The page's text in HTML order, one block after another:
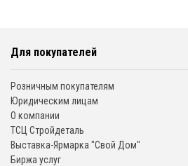
Для покупателей
Розничным покупателям
Юридическим лицам
О компании
ТСЦ Стройдеталь
Выставка-Ярмарка "Свой Дом"
Биржа услуг